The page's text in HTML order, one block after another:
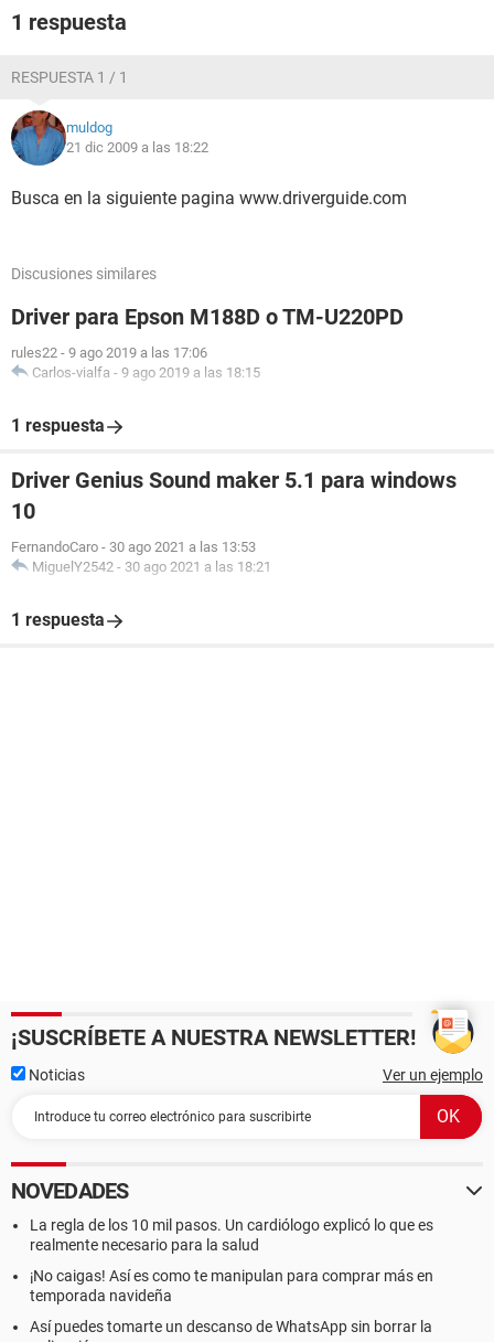
1 respuesta
RESPUESTA 1 / 1
muldog
21 dic 2009 a las 18:22
Busca en la siguiente pagina www.driverguide.com
Discusiones similares
Driver para Epson M188D o TM-U220PD
rules22 - 9 ago 2019 a las 17:06
Carlos-vialfa - 9 ago 2019 a las 18:15
1 respuesta
Driver Genius Sound maker 5.1 para windows
10
FernandoCaro - 30 ago 2021 a las 13:53
MiguelY2542 - 30 ago 2021 a las 18:21
1 respuesta
¡SUSCRÍBETE A NUESTRA NEWSLETTER!
Noticias Ver un ejemplo
NOVEDADES
La regla de los 10 mil pasos. Un cardiólogo explicó lo que es
realmente necesario para la salud
¡No caigas! Así es como te manipulan para comprar más en
temporada navideña
Así puedes tomarte un descanso de WhatsApp sin borrar la